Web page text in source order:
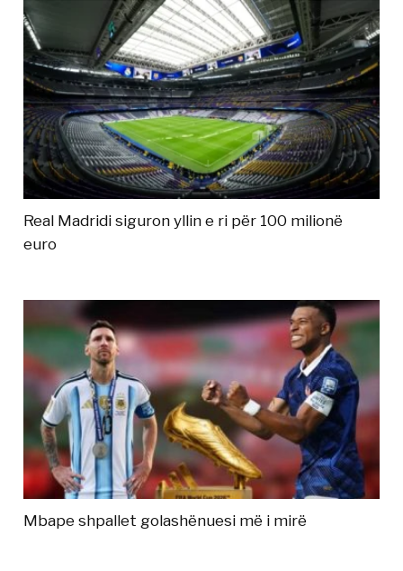
Real Madridi siguron yllin e ri për 100 milionë
euro
Mbape shpallet golashënuesi më i mirë